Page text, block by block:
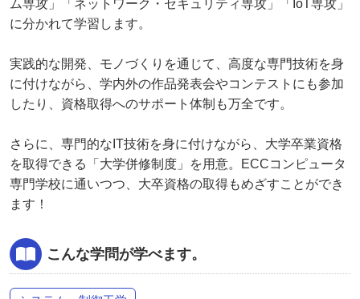
ム専攻」「ネットワーク・セキュリティ専攻」「IoT専攻」
に分かれて学習します。
実践的な開発、モノづくりを通じて、高度な専門技術を身
に付けながら、学内外の作品発表会やコンテストにも参加
したり、資格取得へのサポート体制も万全です。
さらに、専門的なIT技術を身に付けながら、大学卒業資格
を取得できる「大学併修制度」を用意。ECCコンピュータ
専門学校に通いつつ、大卒資格の取得もめざすことができ
ます！
こんな学問が学べます。